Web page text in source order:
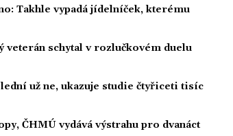
Takhle vypadá jídelníček, kterému
schytal v rozlučkovém duelu
už ne, ukazuje studie čtyřiceti tisíc
ČHMÚ vydává výstrahu pro dvanáct